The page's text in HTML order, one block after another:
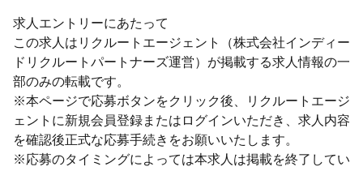
求人エントリーにあたって
この求人はリクルートエージェント（株式会社インディー
ドリクルートパートナーズ運営）が掲載する求人情報の一
部のみの転載です。
※本ページで応募ボタンをクリック後、リクルートエージ
ェントに新規会員登録またはログインいただき、求人内容
を確認後正式な応募手続きをお願いいたします。
※応募のタイミングによっては本求人は掲載を終了してい